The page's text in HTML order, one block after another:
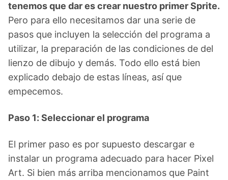
tenemos que dar es crear nuestro primer Sprite.
Pero para ello necesitamos dar una serie de
pasos que incluyen la selección del programa a
utilizar, la preparación de las condiciones de del
lienzo de dibujo y demás. Todo ello está bien
explicado debajo de estas líneas, así que
empecemos.
Paso 1: Seleccionar el programa
El primer paso es por supuesto descargar e
instalar un programa adecuado para hacer Pixel
Art. Si bien más arriba mencionamos que Paint